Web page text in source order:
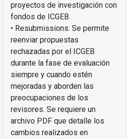
proyectos de investigación con
fondos de ICGEB.
• Resubmissions: Se permite
reenviar propuestas
rechazadas por el ICGEB
durante la fase de evaluación
siempre y cuando estén
mejoradas y aborden las
preocupaciones de los
revisores. Se requiere un
archivo PDF que detalle los
cambios realizados en